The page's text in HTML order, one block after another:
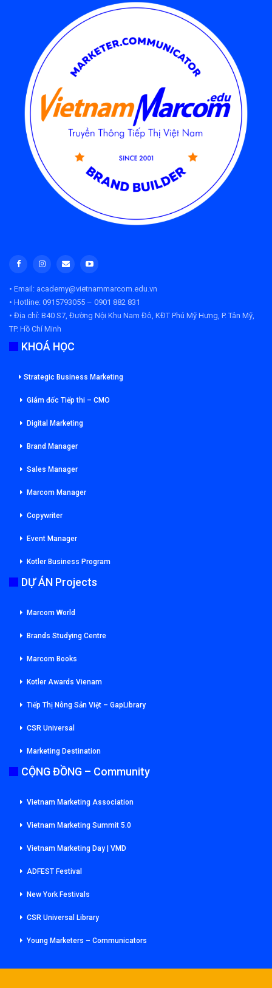
• Email: academy@vietnammarcom.edu.vn
• Hotline: 0915793055 – 0901 882 831
• Địa chỉ: B40 S7, Đường Nội Khu Nam Đô, KĐT Phú Mỹ Hưng, P. Tân Mỹ,
TP. Hồ Chí Minh
KHOÁ HỌC
Strategic Business Marketing
Giám đốc Tiếp thi – CMO
Digital Marketing
Brand Manager
Sales Manager
Marcom Manager
Copywriter
Event Manager
Kotler Business Program
DỰ ÁN Projects
Marcom World
Brands Studying Centre
Marcom Books
Kotler Awards Vienam
Tiếp Thị Nông Sản Việt – GapLibrary
CSR Universal
Marketing Destination
CỘNG ĐỒNG – Community
Vietnam Marketing Association
Vietnam Marketing Summit 5.0
Vietnam Marketing Day | VMD
ADFEST Festival
New York Festivals
CSR Universal Library
Young Marketers – Communicators